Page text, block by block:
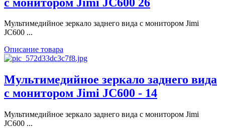
Мультимедийное зеркало заднего вида с монитором Jimi
JC600 ...
Описание товара
Мультимедийное зеркало заднего вида
с монитором Jimi JC600 - 14
Мультимедийное зеркало заднего вида с монитором Jimi
JC600 ...